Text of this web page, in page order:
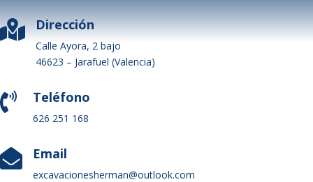
 Dirección
Calle Ayora, 2 bajo
46623 – Jarafuel (Valencia)
 Teléfono
626 251 168
 Email
excavacionesherman@outlook.com